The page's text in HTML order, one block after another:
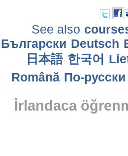
See also
Български Deutsch
日本語 한국어
Română По-русски
İrlandaca